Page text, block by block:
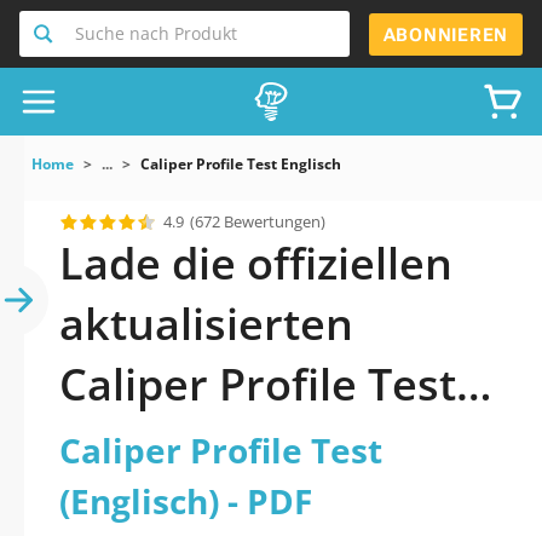
Suche nach Produkt ABONNIEREN
Home ... Caliper Profile Test Englisch
4.9 (672 Bewertungen)
Lade die offiziellen
aktualisierten
Caliper Profile Test
(Englisch) Quiz 2026
PDF herunter
Caliper Profile Test
(Englisch) - PDF